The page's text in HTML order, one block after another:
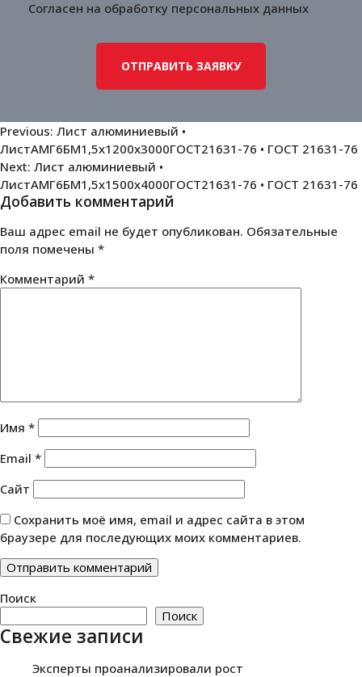
Согласен на обработку персональных данных
Навигация
по
записям
Previous: Лист алюминиевый •
ЛистАМГ6БМ1,5х1200х3000ГОСТ21631-76 • ГОСТ 21631-76
Next: Лист алюминиевый •
ЛистАМГ6БМ1,5х1500х4000ГОСТ21631-76 • ГОСТ 21631-76
Добавить комментарий
Ваш адрес email не будет опубликован. Обязательные
поля помечены *
Комментарий *
Имя *
Email *
Сайт
Сохранить моё имя, email и адрес сайта в этом
браузере для последующих моих комментариев.
Поиск
Поиск
Свежие записи
Эксперты проанализировали рост